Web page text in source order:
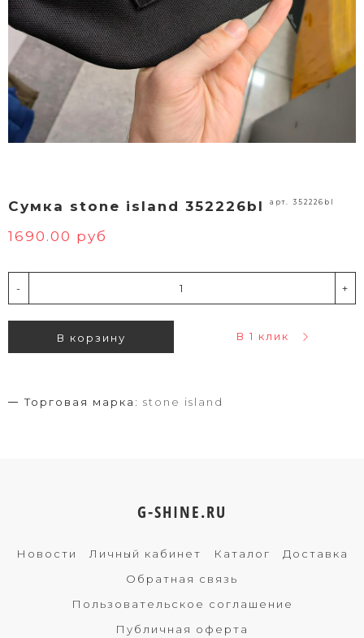
Сумка stone island 352226bl арт. 352226bl
1690.00 руб
- +
В корзину В 1 клик
Торговая марка: stone island
G-SHINE.RU
Новости Личный кабинет Каталог
Доставка
Обратная связь
Пользовательское соглашение
Публичная оферта